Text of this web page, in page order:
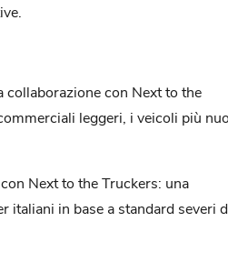
collaborazione con Next to the
leggeri, i veicoli più
Next to the Truckers: una
in base a standard severi